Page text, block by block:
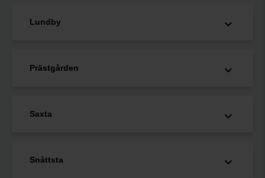
Lundby
Prästgården
Saxta
Snåttsta